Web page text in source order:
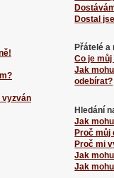
vyzván
Dostal
Přátelé a
Co je
Jak
odebírat?
Hledání
Jak
Proč můj
Proč mi
Jak
Jak